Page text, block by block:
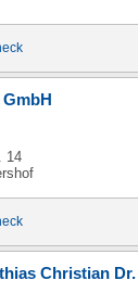
14
Christian